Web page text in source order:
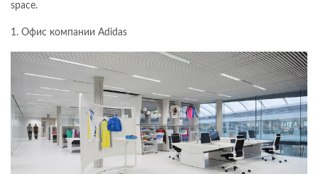
space.
1. Офис компании Adidas